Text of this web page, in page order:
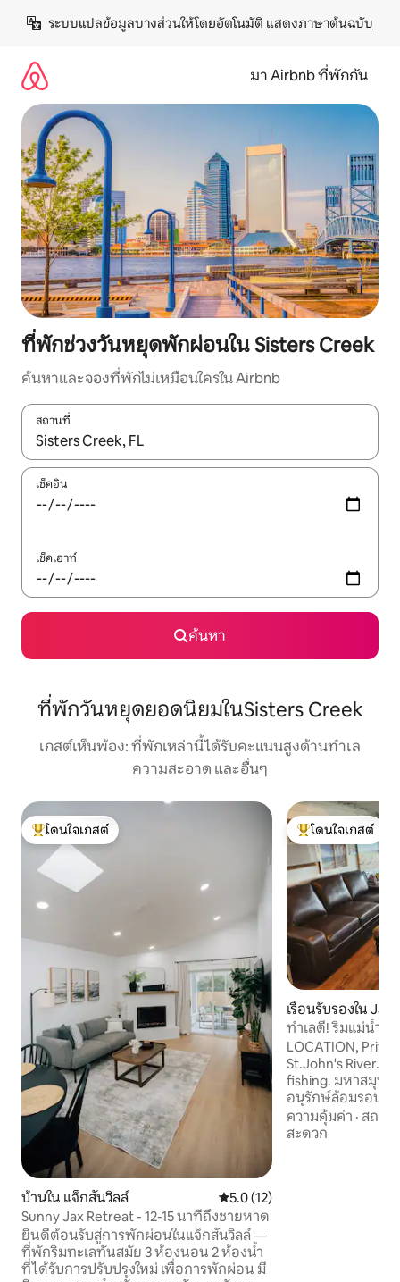
เนื้อหา
ระบบแปลข้อมูลบางส่วนให้โดยอัตโนมัติ แสดงภาษาต้นฉบับ
มา Airbnb ที่พักกัน
ที่พักช่วงวันหยุดพักผ่อนใน Sisters Creek
ค้นหาและจองที่พักไม่เหมือนใครใน Airbnb
สถานที่
ใช้ลูกศรขึ้นลง หรือใช้การสัมผัสหรือปัด เพื่อสำรวจผลการค้นหา
เช็คอิน
เช็คเอาท์
ค้นหา
ที่พักวันหยุดยอดนิยมในSisters Creek
เกสต์เห็นพ้อง: ที่พักเหล่านี้ได้รับคะแนนสูงด้านทำเล
ความสะอาด และอื่นๆ
โดนใจเกสต์ที่สุด
โดนใจเกสต์
บ้านใน แจ็กสันวิลล์ คะแนนเฉลี่ย 5.0 จาก 5, 12 รีวิว
5.0 (12)
Sunny Jax Retreat - 12-15 นาทีถึงชายหาด
ยินดีต้อนรับสู่การพักผ่อนในแจ็กสันวิลล์ —
ที่พักริมทะเลทันสมัย 3 ห้องนอน 2 ห้องน้ำ
ที่ได้รับการปรับปรุงใหม่ เพื่อการพักผ่อน มี
โดนใจเกสต์ที่สุด
โดนใจเกสต์
เรือนรับรองใน
rth
ทำเลดี! ริมแม่น้ำเ
ทะเล
LOCATION,
St.John's
fishing. มหาสมุท
อนุรักษ์ล้อมรอบด้
ห้วย, ทางเข้า, แม่น้
Buccaneer HWY.
ความคุ้มค่า · สถาน
สะดวก